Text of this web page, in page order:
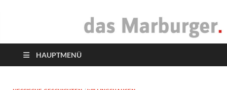
das Marburger.
HAUPTMENÜ